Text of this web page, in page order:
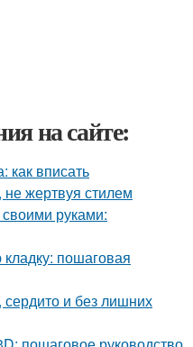
на сайте:
как вписать
жертвуя стилем
руками:
пошаговая
и без лишних